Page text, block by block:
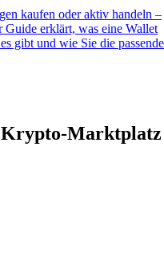
kaufen oder aktiv handeln –
erklärt, was eine Wallet
gibt und wie Sie die passende
Marktplatz